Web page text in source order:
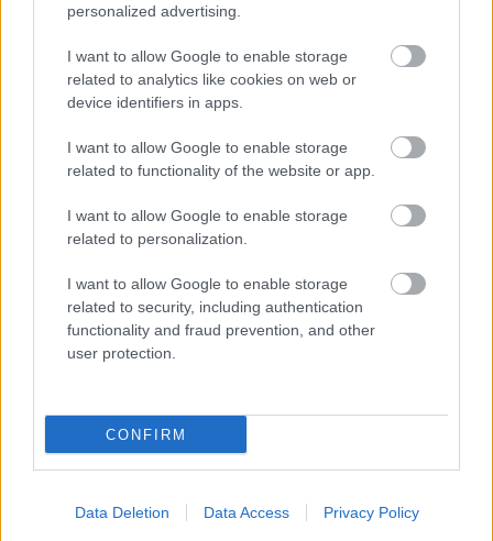
personalized advertising.
I want to allow Google to enable storage
related to analytics like cookies on web or
device identifiers in apps.
I want to allow Google to enable storage
related to functionality of the website or app.
I want to allow Google to enable storage
related to personalization.
I want to allow Google to enable storage
related to security, including authentication
functionality and fraud prevention, and other
user protection.
CONFIRM
Data Deletion Data Access Privacy Policy
Magyar Péter: már 2022-ben tudták, hogy az
energiarendszer a végnapjait éli
HÍREK 7 órája
Csak egy válsággal lehet megfosztani a
dollárt a pénzügyi tróntól!
PÉNZÜGY 7 órája